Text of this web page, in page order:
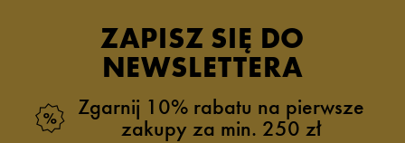
ZAPISZ SIĘ DO
NEWSLETTERA
Zgarnij 10% rabatu na pierwsze
zakupy za min. 250 zł